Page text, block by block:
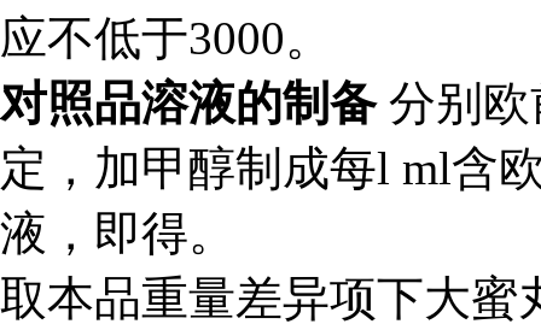
应不低于3000。
对照品溶液的制备分别欧
定，加甲醇制成每l ml含
液，即得。
取本品重量差异项下大蜜